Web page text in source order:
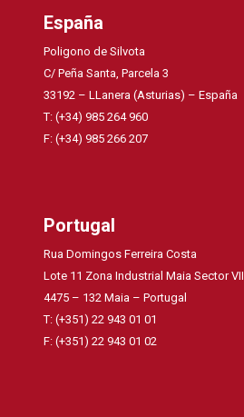
España
Poligono de Silvota
C/ Peña Santa, Parcela 3
33192 – LLanera (Asturias) – España
T: (+34) 985 264 960
F: (+34) 985 266 207
Portugal
Rua Domingos Ferreira Costa
Lote 11 Zona Industrial Maia Sector VII
4475 – 132 Maia – Portugal
T: (+351) 22 943 01 01
F: (+351) 22 943 01 02